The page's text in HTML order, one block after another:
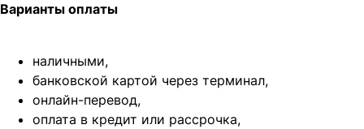
Варианты оплаты
наличными,
банковской картой через терминал,
онлайн-перевод,
оплата в кредит или рассрочка,